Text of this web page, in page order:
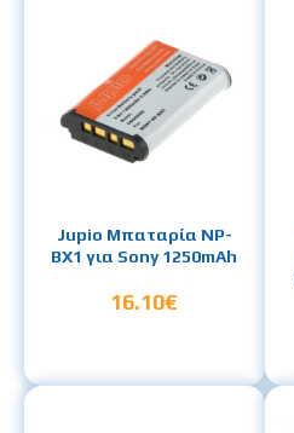
Jupio Μπαταρία NP-
BX1 για Sony 1250mAh
16.10€